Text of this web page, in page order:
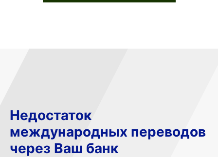
Недостаток
международных переводов
через Ваш банк